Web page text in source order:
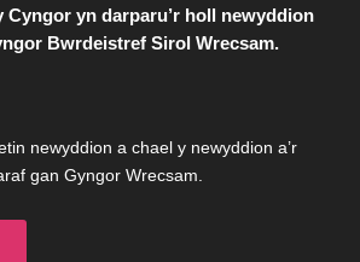
Bwrdeistref Sirol Wrecsam.
newyddion a chael y newyddion a’r
gan Gyngor Wrecsam.